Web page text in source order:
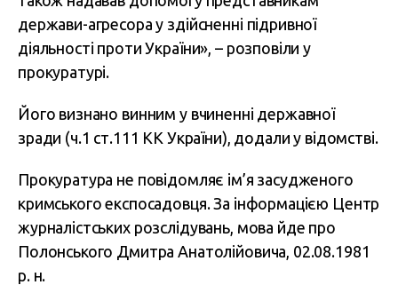
держави-агресора у здійсненні підривної
діяльності проти України», – розповіли у
прокуратурі.
Його визнано винним у вчиненні державної
зради (ч.1 ст.111 КК України), додали у відомстві.
Прокуратура не повідомляє ім’я засудженого
кримського експосадовця. За інформацією Центр
журналістських розслідувань, мова йде про
Полонського Дмитра Анатолійовича, 02.08.1981
р. н.